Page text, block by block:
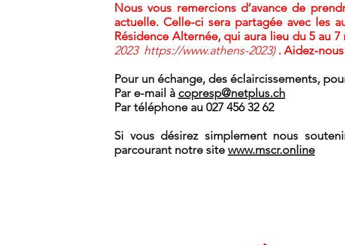
Nous vous remercions d’avance de
actuelle. Celle-ci sera partagée avec les
Résidence Alternée, qui aura lieu du 5 au 7
2023 https://www.athens-2023) . Aidez-
Pour un échange, des éclaircissements,
Par e-mail à copresp@netplus.ch
Par téléphone au 027 456 32 62
Si vous désirez simplement nous
parcourant notre site www.mscr.online
Le 1er